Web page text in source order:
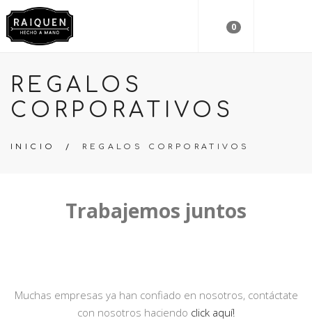
0
REGALOS
CORPORATIVOS
INICIO / REGALOS CORPORATIVOS
Trabajemos juntos
Muchas empresas ya han confiado en nosotros, contáctate
con nosotros haciendo click aquí!